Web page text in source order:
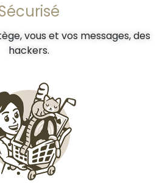
vous et vos messages, des
hackers.